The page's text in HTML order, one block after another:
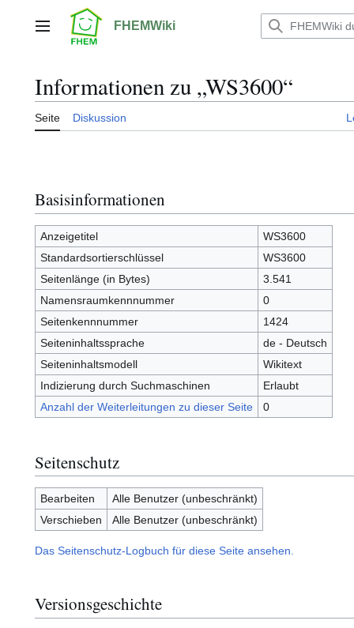
springenHauptmenü FHEMWiki
Informationen zu „WS3600“
Seite Diskussion
Basisinformationen
Anzeigetitel
WS3600
Standardsortierschlüssel
WS3600
Seitenlänge (in Bytes)
3.541
Namensraumkennnummer
0
Seitenkennnummer
1424
Seiteninhaltssprache
de - Deutsch
Seiteninhaltsmodell
Wikitext
Indizierung durch Suchmaschinen
Erlaubt
Anzahl der Weiterleitungen zu dieser Seite
0
Seitenschutz
Bearbeiten
Alle Benutzer (unbeschränkt)
Verschieben
Alle Benutzer (unbeschränkt)
Das Seitenschutz-Logbuch für diese Seite ansehen.
Versionsgeschichte